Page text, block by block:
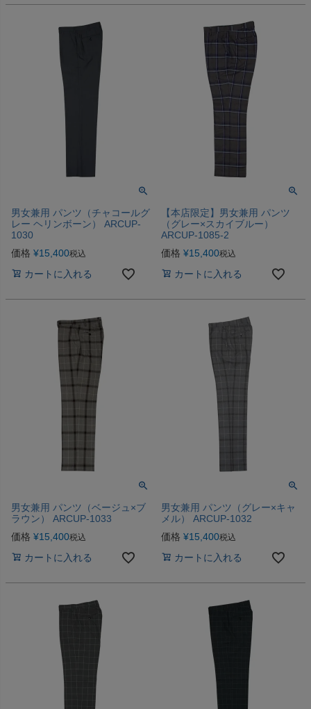
男女兼用 パンツ（チャコールグ
レー ヘリンボーン） ARCUP-
1030
価格 ¥15,400税込
カートに入れる
【本店限定】男女兼用 パンツ
（グレー×スカイブルー）
ARCUP-1085-2
価格 ¥15,400税込
カートに入れる
男女兼用 パンツ（ベージュ×ブ
ラウン） ARCUP-1033
価格 ¥15,400税込
カートに入れる
男女兼用 パンツ（グレー×キャ
メル） ARCUP-1032
価格 ¥15,400税込
カートに入れる